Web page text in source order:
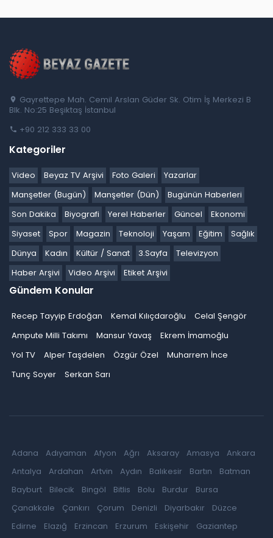
Gayrettepe Mah. Cemil Arslan Güder Sk. Otim İş Merkezi B
Blk. No:25 Beşiktaş İstanbul
+90 212 333 33 00
Kategoriler
Video Beyaz TV Arşivi Foto Galeri
Yazarlar
Manşetler (Bugün)
Manşetler (Dün)
Bugünün Haberleri
Son Dakika
Biyografi Yerel Haberler Güncel
Ekonomi
Siyaset
Spor Magazin Teknoloji Yaşam Eğitim
Sağlık
Dünya
Kadın Kültür / Sanat 3.Sayfa
Televizyon
Haber Arşivi
Video Arşivi Etiket Arşivi
Gündem Konular
Recep Tayyip Erdoğan Kemal Kılıçdaroğlu
Celal Şengör
Ampute Milli Takımı
Mansur Yavaş
Ekrem İmamoğlu
Yol TV
Alper Taşdelen Özgür Özel
Muharrem İnce
Tunç Soyer
Serkan Sarı
Adana Adıyaman Afyon Ağrı Aksaray Amasya
Ankara
Antalya
Ardahan Artvin Aydın Balıkesir Bartın
Batman
Bayburt
Bilecik Bingöl Bitlis Bolu Burdur
Bursa
Çanakkale
Çankırı Çorum Denizli Diyarbakır
Düzce
Edirne
Elazığ Erzincan Erzurum Eskişehir Gaziantep